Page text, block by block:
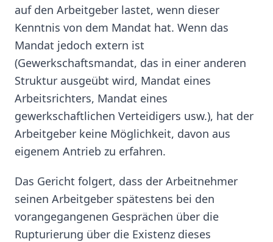
auf den Arbeitgeber lastet, wenn dieser
Kenntnis von dem Mandat hat. Wenn das
Mandat jedoch extern ist
(Gewerkschaftsmandat, das in einer anderen
Struktur ausgeübt wird, Mandat eines
Arbeitsrichters, Mandat eines
gewerkschaftlichen Verteidigers usw.), hat der
Arbeitgeber keine Möglichkeit, davon aus
eigenem Antrieb zu erfahren.
Das Gericht folgert, dass der Arbeitnehmer
seinen Arbeitgeber spätestens bei den
vorangegangenen Gesprächen über die
Rupturierung über die Existenz dieses